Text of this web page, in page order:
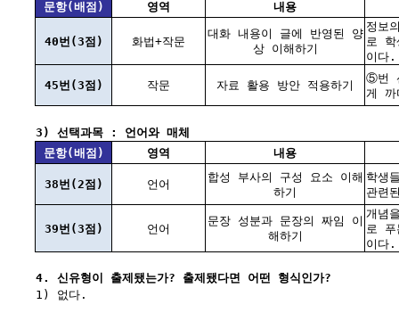
문항(배점)
영역 내용
40번(3점) 화법+작문
대화 내용이 글에 반영된 양
상 이해하기
정보
로 학
이다.
45번(3점) 작문 자료 활용 방안 적용하기
⑤번
게 까
3) 선택과목 : 언어와 매체
문항(배점)
영역 내용
38번(2점) 언어
합성 부사의 구성 요소 이해
하기
학생
관련
39번(3점) 언어
문장 성분과 문장의 짜임 이
해하기
개념
로
이다.
4. 신유형이 출제됐는가? 출제됐다면 어떤 형식인가?
1) 없다.